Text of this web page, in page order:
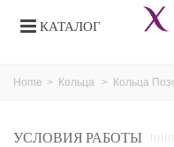
КАТАЛОГ
Home > Кольца > Кольца
УСЛОВИЯ РАБОТЫ